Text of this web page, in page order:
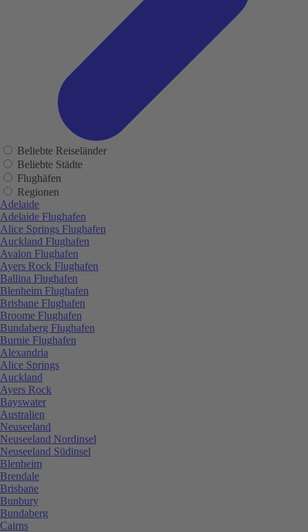
Beliebte Reiseländer
Beliebte Städte
Flughäfen
Regionen
Adelaide
Adelaide Flughafen
Alice Springs Flughafen
Auckland Flughafen
Avalon Flughafen
Ayers Rock Flughafen
Ballina Flughafen
Blenheim Flughafen
Brisbane Flughafen
Broome Flughafen
Bundaberg Flughafen
Burnie Flughafen
Alexandria
Alice Springs
Auckland
Ayers Rock
Bayswater
Australien
Neuseeland
Neuseeland Nordinsel
Neuseeland Südinsel
Blenheim
Brendale
Brisbane
Bunbury
Bundaberg
Cairns